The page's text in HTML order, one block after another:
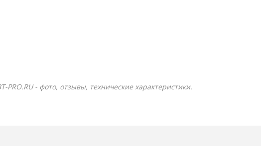
- фото, отзывы, технические характеристики.